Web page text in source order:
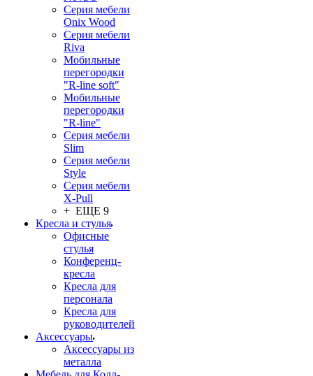
Серия мебели
Onix Wood
Серия мебели
Riva
Мобильные
перегородки
"R-line soft"
Мобильные
перегородки
"R-line"
Серия мебели
Slim
Серия мебели
Style
Серия мебели
X-Pull
+ ЕЩЕ 9
Кресла и стулья
Офисные
стулья
Конференц-
кресла
Кресла для
персонала
Кресла для
руководителей
Аксессуары
Аксессуары из
металла